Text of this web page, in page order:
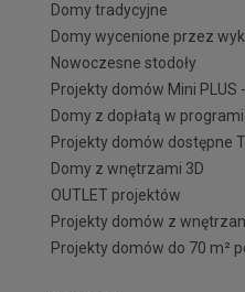
Domy tradycyjne
Domy wycenione przez
Nowoczesne stodoły
Projekty domów Mini PLUS
Domy z dopłatą w
Projekty domów dostępne
Domy z wnętrzami 3D
OUTLET projektów
Projekty domów z
Projekty domów do 70 m²